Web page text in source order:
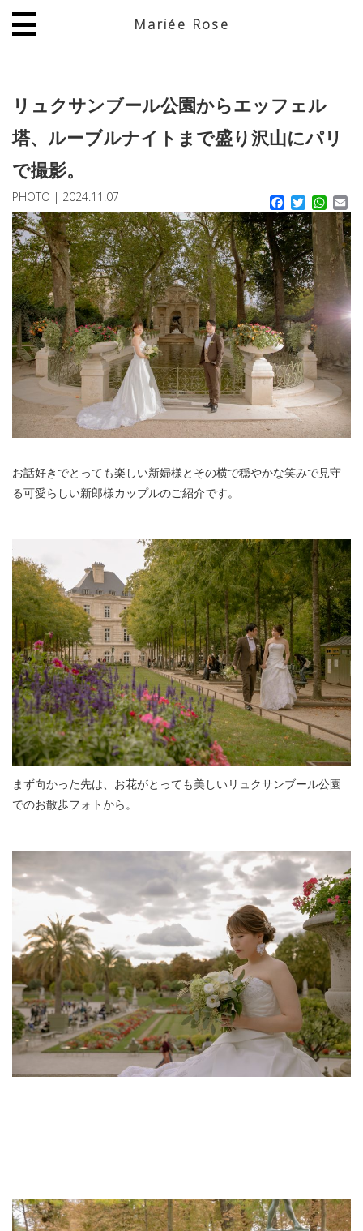
Mariée Rose
リュクサンブール公園からエッフェル
塔、ルーブルナイトまで盛り沢山にパリ
で撮影。
PHOTO | 2024.11.07 Facebook
Twitter
お話好きでとっても楽しい新婦様とその横で穏やかな笑みで見守
る可愛らしい新郎様カップルのご紹介です。
まず向かった先は、お花がとっても美しいリュクサンブール公園
でのお散歩フォトから。